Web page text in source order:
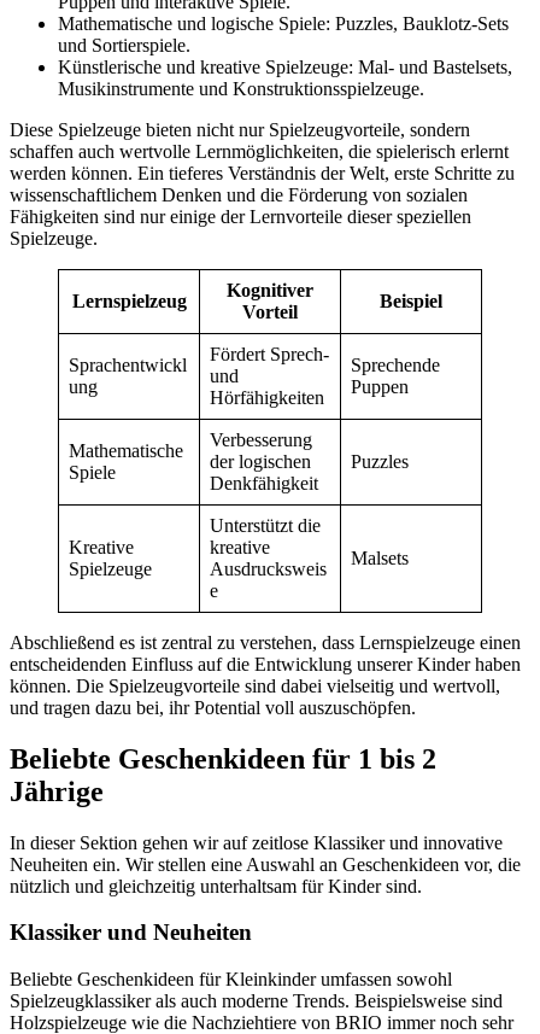
Mathematische und logische Spiele: Puzzles, Bauklotz-Sets
und Sortierspiele.
Künstlerische und kreative Spielzeuge: Mal- und Bastelsets,
Musikinstrumente und Konstruktionsspielzeuge.
Diese Spielzeuge bieten nicht nur Spielzeugvorteile, sondern
schaffen auch wertvolle Lernmöglichkeiten, die spielerisch erlernt
werden können. Ein tieferes Verständnis der Welt, erste Schritte zu
wissenschaftlichem Denken und die Förderung von sozialen
Fähigkeiten sind nur einige der Lernvorteile dieser speziellen
Spielzeuge.
Lernspielzeug
Kognitiver
Vorteil
Beispiel
Sprachentwickl
ung
Fördert Sprech-
und
Hörfähigkeiten
Sprechende
Puppen
Mathematische
Spiele
Verbesserung
der logischen
Denkfähigkeit
Puzzles
Kreative
Spielzeuge
Unterstützt die
kreative
Ausdrucksweis
e
Malsets
Abschließend es ist zentral zu verstehen, dass Lernspielzeuge einen
entscheidenden Einfluss auf die Entwicklung unserer Kinder haben
können. Die Spielzeugvorteile sind dabei vielseitig und wertvoll,
und tragen dazu bei, ihr Potential voll auszuschöpfen.
Beliebte Geschenkideen für 1 bis 2
Jährige
In dieser Sektion gehen wir auf zeitlose Klassiker und innovative
Neuheiten ein. Wir stellen eine Auswahl an Geschenkideen vor, die
nützlich und gleichzeitig unterhaltsam für Kinder sind.
Klassiker und Neuheiten
Beliebte Geschenkideen für Kleinkinder umfassen sowohl
Spielzeugklassiker als auch moderne Trends. Beispielsweise sind
Holzspielzeuge wie die Nachziehtiere von BRIO immer noch sehr